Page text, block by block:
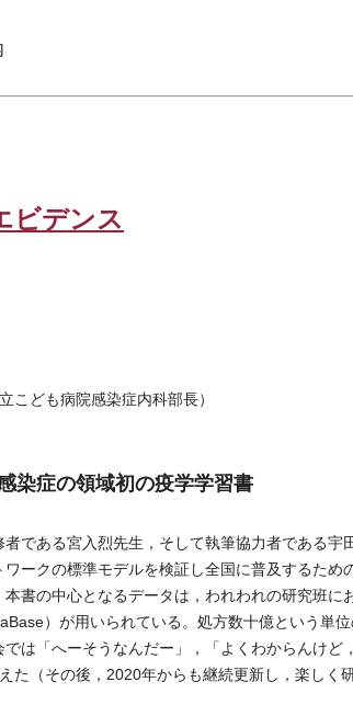
ビデンス
こども病院感染症内科部長）
染症の領域初の疫学学習書
である宮入烈先生，そして執筆協力者である宇
ークの標準モデルを検証し全国に普及するため
書の中心となるデータは，われわれの研究班に
）が用いられている。処方数十億という単
は「へーそうなんだー」，「よくわからんけど
た（その後，2020年からも継続更新し，楽しく